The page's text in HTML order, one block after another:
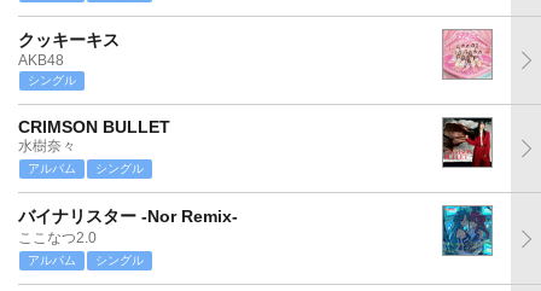
クッキーキス
AKB48
シングル
CRIMSON BULLET
水樹奈々
アルバム シングル
バイナリスター -Nor Remix-
ここなつ2.0
アルバム シングル